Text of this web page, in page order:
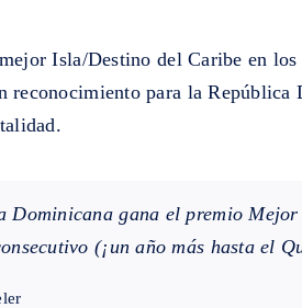
Isla/Destino del Caribe en
reconocimiento para la
Dominicana gana el premio
(¡un año más hasta el